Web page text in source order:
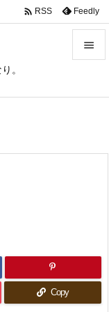
。

 RSS Feedly
Copy